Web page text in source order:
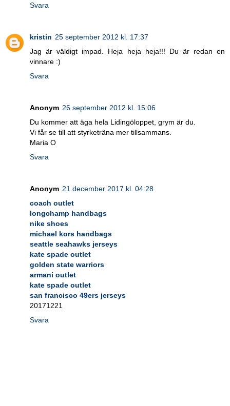
Svara
kristin 25 september 2012 kl. 17:37
Jag är väldigt impad. Heja heja heja!!! Du är redan en
vinnare :)
Svara
Anonym 26 september 2012 kl. 15:06
Du kommer att äga hela Lidingöloppet, grym är du.
Vi får se till att styrketräna mer tillsammans.
Maria O
Svara
Anonym 21 december 2017 kl. 04:28
coach outlet
longchamp handbags
nike shoes
michael kors handbags
seattle seahawks jerseys
kate spade outlet
golden state warriors
armani outlet
kate spade outlet
san francisco 49ers jerseys
20171221
Svara